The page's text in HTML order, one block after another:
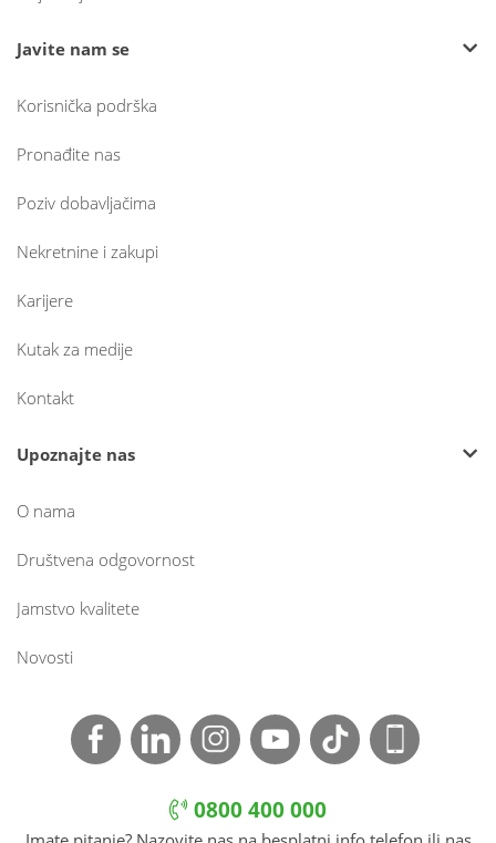
Javite nam se
Korisnička podrška
Pronađite nas
Poziv dobavljačima
Nekretnine i zakupi
Karijere
Kutak za medije
Kontakt
Upoznajte nas
O nama
Društvena odgovornost
Jamstvo kvalitete
Novosti
0800 400 000